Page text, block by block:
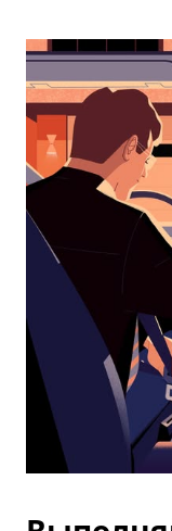
календарю
выбрать
дату.
Чтобы
закрыть
календарь,
нажмите
Esc.